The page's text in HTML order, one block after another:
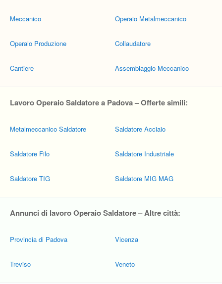
Meccanico
Operaio Produzione
Cantiere
Operaio Metalmeccanico
Collaudatore
Assemblaggio Meccanico
Lavoro Operaio Saldatore a Padova – Offerte simili:
Metalmeccanico Saldatore
Saldatore Filo
Saldatore TIG
Saldatore Acciaio
Saldatore Industriale
Saldatore MIG MAG
Annunci di lavoro Operaio Saldatore – Altre città:
Provincia di Padova
Treviso
Vicenza
Veneto